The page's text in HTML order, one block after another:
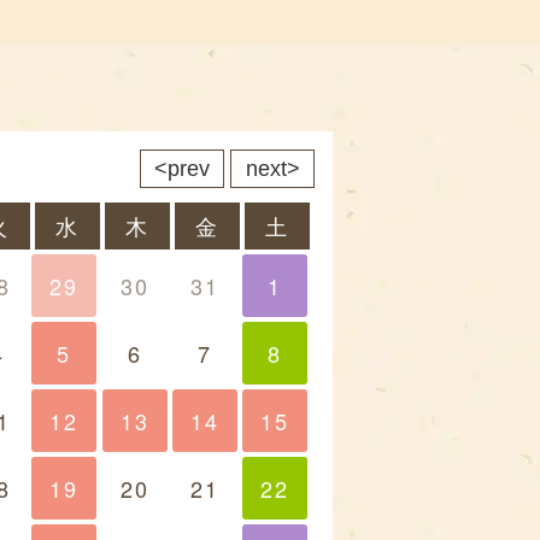
prev next
水 木 金
土
29 30 31 1
1
5 6 7 8
8
12 13 14 15
13 14 15
19 20 21 22
22